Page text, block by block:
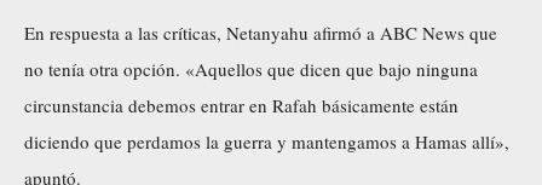
En respuesta a las críticas, Netanyahu afirmó a ABC News que
no tenía otra opción. «Aquellos que dicen que bajo ninguna
circunstancia debemos entrar en Rafah básicamente están
diciendo que perdamos la guerra y mantengamos a Hamas allí»,
apuntó.